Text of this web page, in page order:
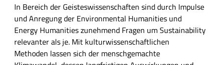
A
u
s
f
ü
In Bereich der Geisteswissenschaften sind durch Impulse
und Anregung der Environmental Humanities und
Energy Humanities zunehmend Fragen um Sustainability
relevanter als je. Mit kulturwissenschaftlichen
Methoden lassen sich der menschgemachte